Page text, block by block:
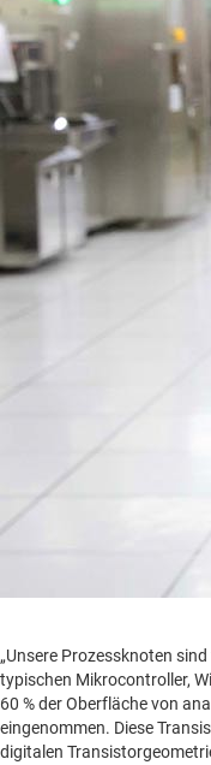
„Unsere Prozessknoten
typischen Mikrocontroller,
60 % der Oberfläche von
eingenommen. Diese
digitalen